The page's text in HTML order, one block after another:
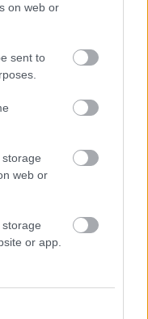
on web or
sent to
web or
or app.
trate
Soči
kabla in stroji, ki
30s